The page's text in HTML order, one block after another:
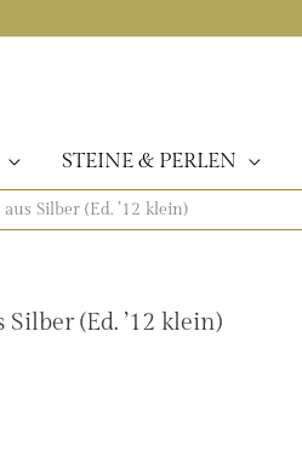
STEINE & PERLEN
Silber (Ed. ’12 klein)
(Ed. ’12 klein)